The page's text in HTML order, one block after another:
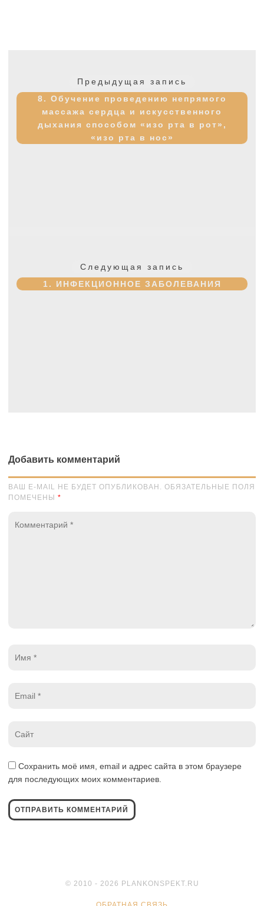
Предыдущая запись
запись:
8. Обучение проведению непрямого
массажа сердца и искусственного
дыхания способом «изо рта в рот»,
«изо рта в нос»
Следующая запись
запись:
1. ИНФЕКЦИОННОЕ ЗАБОЛЕВАНИЯ
Добавить комментарий
ВАШ E-MAIL НЕ БУДЕТ ОПУБЛИКОВАН. ОБЯЗАТЕЛЬНЫЕ ПОЛЯ
ПОМЕЧЕНЫ *
Сохранить моё имя, email и адрес сайта в этом браузере
для последующих моих комментариев.
© 2010 - 2026 PLANKONSPEKT.RU